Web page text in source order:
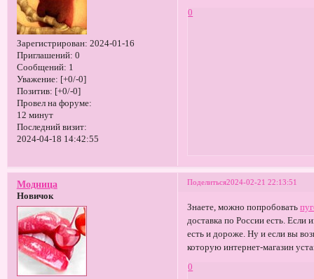
Зарегистрирован: 2024-01-16
Приглашений: 0
Сообщений: 1
Уважение: [+0/-0]
Позитив: [+0/-0]
Провел на форуме:
12 минут
Последний визит:
2024-04-18 14:42:55
0
Поделиться2024-02-21 22:13:51
Модница
Новичок
Знаете, можно попробовать
доставка по России есть. Если
есть и дороже. Ну и если вы
которую интернет-магазин
0